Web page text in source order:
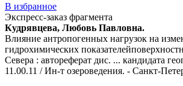
В избранное
Экспресс-заказ фрагмента
Кудрявцева, Любовь Павловна.
Влияние антропогенных нагрузок на
гидрохимических
Севера : автореферат дис. ... кандидата
11.00.11 / Ин-т озероведения. - Санкт-